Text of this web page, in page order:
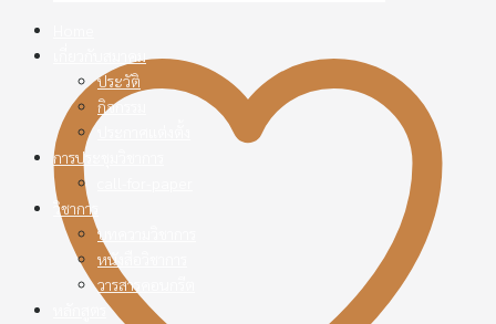
เกี่ยวกับสมาคม
ประวัติ
กิจกรรม
การประชุมวิชาการ
วิชาการ
บทความวิชาการ
หนังสือวิชาการ
วารสารคอนกรีต
กับ
(ว่าที่)
(ว่าที่)
ช่าง
quantity